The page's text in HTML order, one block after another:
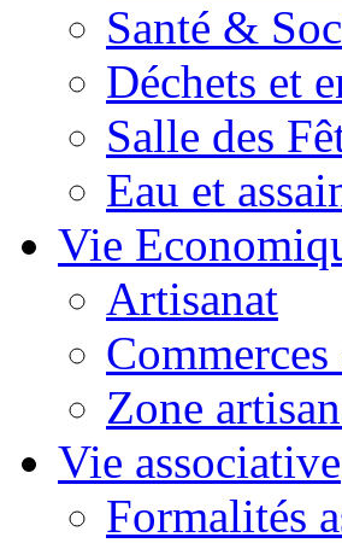
Santé &
Déchets et
Salle des
Eau et
Vie
Artisanat
Zone
Vie associative
Formalités